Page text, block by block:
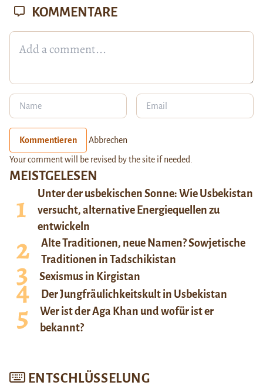
MEISTGELESEN
Unter der usbekischen Sonne: Wie Usbekistan
versucht, alternative Energiequellen zu
entwickeln
Alte Traditionen, neue Namen? Sowjetische
Traditionen in Tadschikistan
Sexismus in Kirgistan
Der Jungfräulichkeitskult in Usbekistan
Wer ist der Aga Khan und wofür ist er
bekannt?
ENTSCHLÜSSELUNG
KOMMENTARE
Kommentieren Abbrechen
Your comment will be revised by the site if needed.